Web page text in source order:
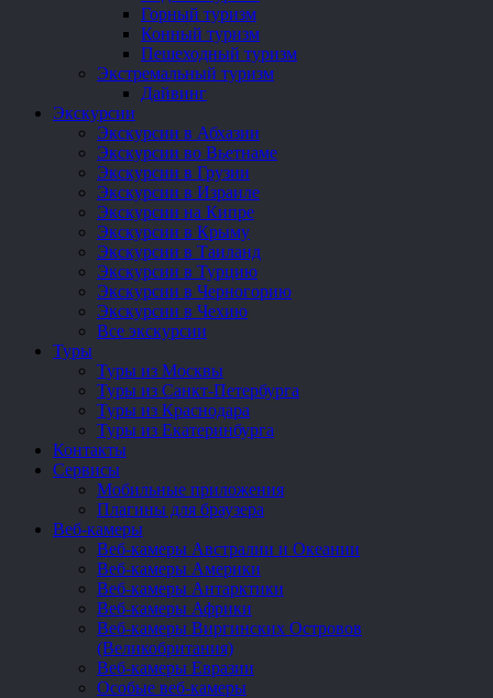
Горный туризм
Конный туризм
Пешеходный туризм
Экстремальный туризм
Дайвинг
Экскурсии
Экскурсии в Абхазии
Экскурсии во Вьетнаме
Экскурсии в Грузии
Экскурсии в Израиле
Экскурсии на Кипре
Экскурсии в Крыму
Экскурсии в Таиланд
Экскурсии в Турцию
Экскурсии в Черногорию
Экскурсии в Чехию
Все экскурсии
Туры
Туры из Москвы
Туры из Санкт-Петербурга
Туры из Краснодара
Туры из Екатеринбурга
Контакты
Сервисы
Мобильные приложения
Плагины для браузера
Веб-камеры
Веб-камеры Австралии и Океании
Веб-камеры Америки
Веб-камеры Антарктики
Веб-камеры Африки
Веб-камеры Виргинских Островов
(Великобритания)
Веб-камеры Евразии
Особые веб-камеры